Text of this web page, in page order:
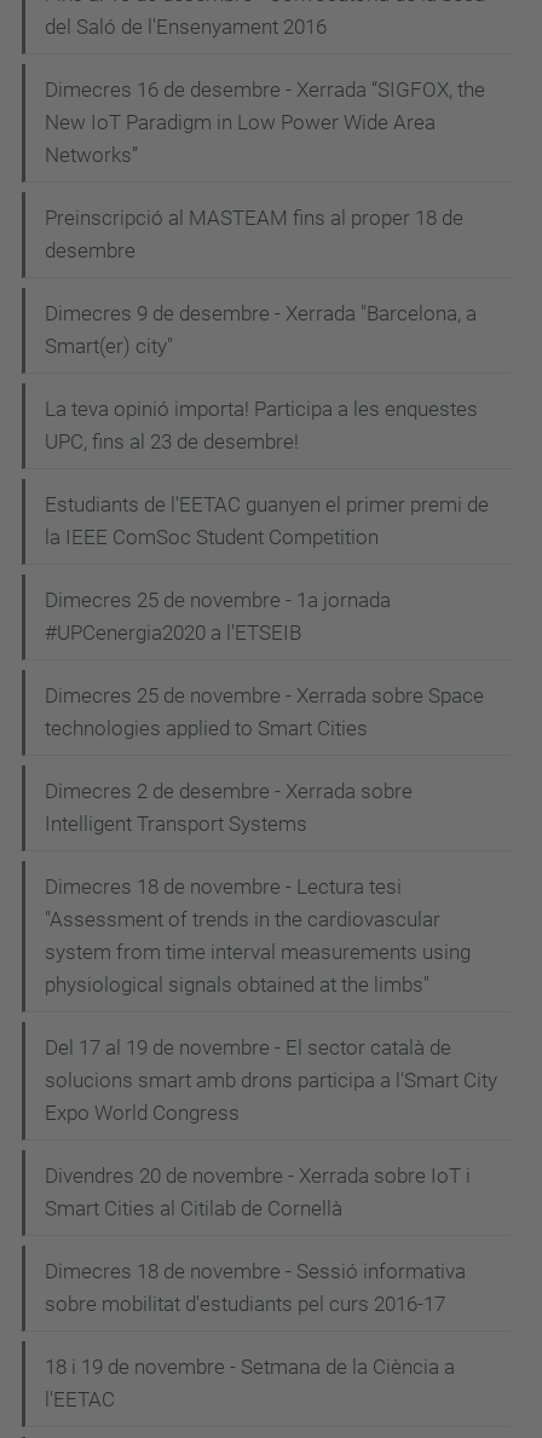
del Saló de l'Ensenyament 2016
Dimecres 16 de desembre - Xerrada “SIGFOX, the
New IoT Paradigm in Low Power Wide Area
Networks”
Preinscripció al MASTEAM fins al proper 18 de
desembre
Dimecres 9 de desembre - Xerrada "Barcelona, a
Smart(er) city"
La teva opinió importa! Participa a les enquestes
UPC, fins al 23 de desembre!
Estudiants de l'EETAC guanyen el primer premi de
la IEEE ComSoc Student Competition
Dimecres 25 de novembre - 1a jornada
#UPCenergia2020 a l'ETSEIB
Dimecres 25 de novembre - Xerrada sobre Space
technologies applied to Smart Cities
Dimecres 2 de desembre - Xerrada sobre
Intelligent Transport Systems
Dimecres 18 de novembre - Lectura tesi
"Assessment of trends in the cardiovascular
system from time interval measurements using
physiological signals obtained at the limbs"
Del 17 al 19 de novembre - El sector català de
solucions smart amb drons participa a l'Smart City
Expo World Congress
Divendres 20 de novembre - Xerrada sobre IoT i
Smart Cities al Citilab de Cornellà
Dimecres 18 de novembre - Sessió informativa
sobre mobilitat d'estudiants pel curs 2016-17
18 i 19 de novembre - Setmana de la Ciència a
l'EETAC